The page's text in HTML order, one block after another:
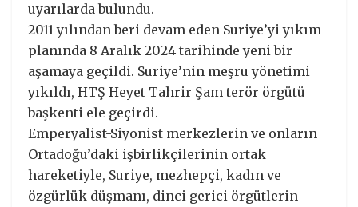
uyarılarda bulundu.
2011 yılından beri devam eden Suriye’yi yıkım
planında 8 Aralık 2024 tarihinde yeni bir
aşamaya geçildi. Suriye’nin meşru yönetimi
yıkıldı, HTŞ Heyet Tahrir Şam terör örgütü
başkenti ele geçirdi.
Emperyalist-Siyonist merkezlerin ve onların
Ortadoğu’daki işbirlikçilerinin ortak
hareketiyle, Suriye, mezhepçi, kadın ve
özgürlük düşmanı, dinci gerici örgütlerin